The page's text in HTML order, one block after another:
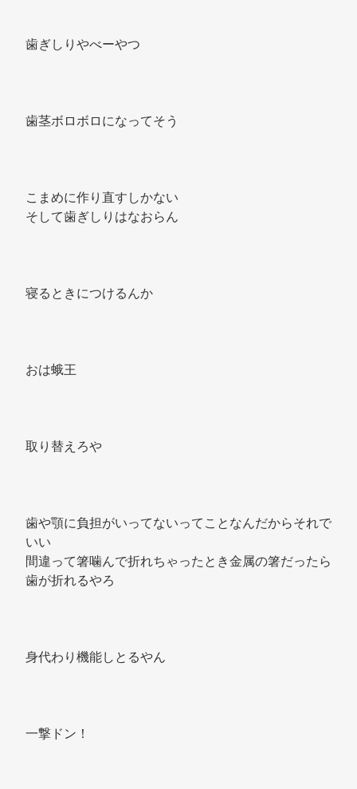
歯ぎしりやべーやつ
歯茎ボロボロになってそう
こまめに作り直すしかない
そして歯ぎしりはなおらん
寝るときにつけるんか
おは蛾王
取り替えろや
歯や顎に負担がいってないってことなんだからそれで
いい
間違って箸噛んで折れちゃったとき金属の箸だったら
歯が折れるやろ
身代わり機能しとるやん
一撃ドン！